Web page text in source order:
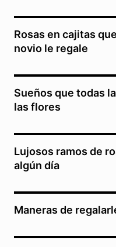
Rosas en cajitas
novio le regale
Sueños que todas
las flores
Lujosos ramos de
algún día
Maneras de